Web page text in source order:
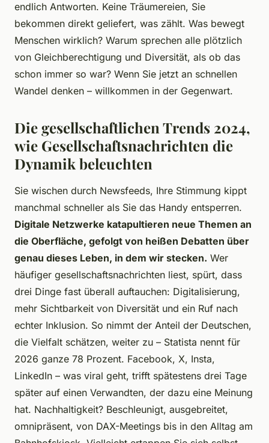
endlich Antworten. Keine Träumereien, Sie
bekommen direkt geliefert, was zählt. Was bewegt
Menschen wirklich? Warum sprechen alle plötzlich
von Gleichberechtigung und Diversität, als ob das
schon immer so war? Wenn Sie jetzt an schnellen
Wandel denken – willkommen in der Gegenwart.
Die gesellschaftlichen Trends 2024,
wie Gesellschaftsnachrichten die
Dynamik beleuchten
Sie wischen durch Newsfeeds, Ihre Stimmung kippt
manchmal schneller als Sie das Handy entsperren.
Digitale Netzwerke katapultieren neue Themen an
die Oberfläche, gefolgt von heißen Debatten über
genau dieses Leben, in dem wir stecken. Wer
häufiger gesellschaftsnachrichten liest, spürt, dass
drei Dinge fast überall auftauchen: Digitalisierung,
mehr Sichtbarkeit von Diversität und ein Ruf nach
echter Inklusion. So nimmt der Anteil der Deutschen,
die Vielfalt schätzen, weiter zu – Statista nennt für
2026 ganze 78 Prozent. Facebook, X, Insta,
LinkedIn – was viral geht, trifft spätestens drei Tage
später auf einen Verwandten, der dazu eine Meinung
hat. Nachhaltigkeit? Beschleunigt, ausgebreitet,
omnipräsent, von DAX-Meetings bis in den Alltag am